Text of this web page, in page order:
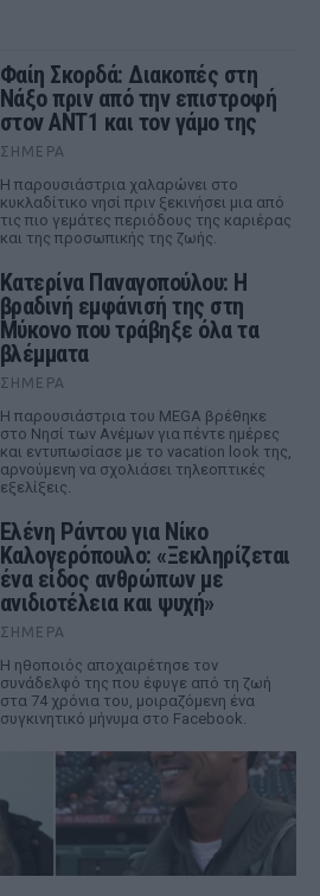
Φαίη Σκορδά: Διακοπές στη
Νάξο πριν από την επιστροφή
στον ΑΝΤ1 και τον γάμο της
ΣΉΜΕΡΑ
Η παρουσιάστρια χαλαρώνει στο
κυκλαδίτικο νησί πριν ξεκινήσει μια από
τις πιο γεμάτες περιόδους της καριέρας
και της προσωπικής της ζωής.
Κατερίνα Παναγοπούλου: Η
βραδινή εμφάνισή της στη
Μύκονο που τράβηξε όλα τα
βλέμματα
ΣΉΜΕΡΑ
Η παρουσιάστρια του MEGA βρέθηκε
στο Νησί των Ανέμων για πέντε ημέρες
και εντυπωσίασε με το vacation look της,
αρνούμενη να σχολιάσει τηλεοπτικές
εξελίξεις.
Ελένη Ράντου για Νίκο
Καλογερόπουλο: «Ξεκληρίζεται
ένα είδος ανθρώπων με
ανιδιοτέλεια και ψυχή»
ΣΉΜΕΡΑ
Η ηθοποιός αποχαιρέτησε τον
συνάδελφό της που έφυγε από τη ζωή
στα 74 χρόνια του, μοιραζόμενη ένα
συγκινητικό μήνυμα στο Facebook.